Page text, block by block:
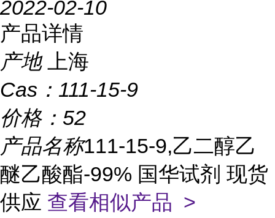
2022-02-10
产品详情
产地
上海
Cas： 111-15-9
价格： 52
产品名称111-15-9,乙二醇乙
醚乙酸酯-99% 国华试剂 现货
供应 查看相似产品 >